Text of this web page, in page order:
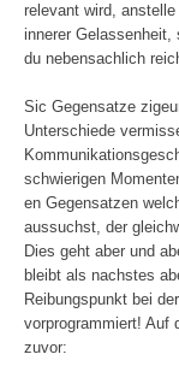
relevant wird,
innerer Gelassenheit,
du nebensachlich
Sic Gegensatze
Unterschiede
schwierigen
en Gegensatzen
aussuchst, der
Dies geht aber und
bleibt als nachstes
Reibungspunkt bei
vorprogrammiert! Auf
zuvor: